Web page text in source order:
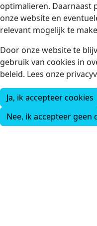
optimalieren. Daarnaast
onze website en
relevant mogelijk te
Door onze website te
gebruik van cookies in
beleid. Lees onze
Ja, ik accepteer cookies
Nee, ik accepteer geen